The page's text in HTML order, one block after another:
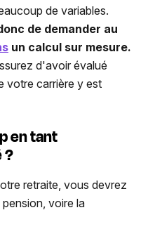
de variables.
de demander au
un calcul sur mesure.
d'avoir évalué
votre carrière y est
en tant
?
retraite, vous devrez
voire la